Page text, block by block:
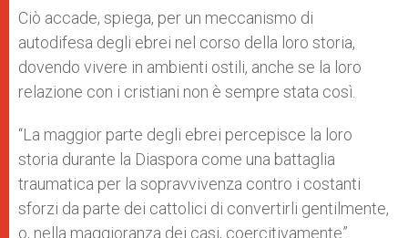
Ciò accade, spiega, per un meccanismo di
autodifesa degli ebrei nel corso della loro storia,
dovendo vivere in ambienti ostili, anche se la loro
relazione con i cristiani non è sempre stata così.
“La maggior parte degli ebrei percepisce la loro
storia durante la Diaspora come una battaglia
traumatica per la sopravvivenza contro i costanti
sforzi da parte dei cattolici di convertirli gentilmente,
o, nella maggioranza dei casi, coercitivamente”.